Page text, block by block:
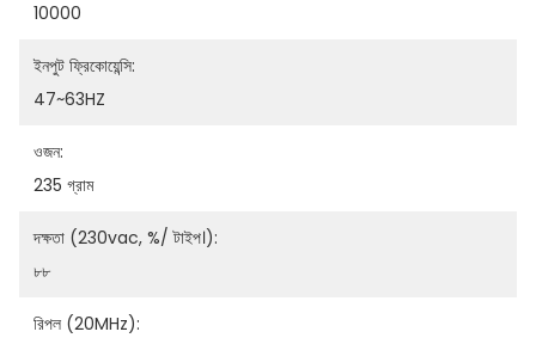
10000
ইনপুট ফ্রিকোয়েন্সি:
47~63HZ
ওজন:
235 গ্রাম
দক্ষতা (230vac, %/ টাইপ।):
৮৮
রিপল (20MHz):